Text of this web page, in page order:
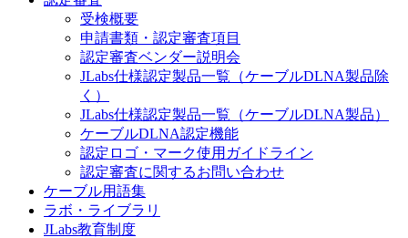
受検概要
申請書類・認定審査項目
認定審査ベンダー説明会
JLabs仕様認定製品一覧（ケーブルDLNA製品除
く）
JLabs仕様認定製品一覧（ケーブルDLNA製品）
ケーブルDLNA認定機能
認定ロゴ・マーク使用ガイドライン
認定審査に関するお問い合わせ
ケーブル用語集
ラボ・ライブラリ
JLabs教育制度